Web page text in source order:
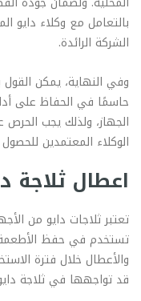
بالتعامل مع وكلاء دايو
الشركة الرائدة.
وفي النهاية، يمكن القول
حاسمًا في الحفاظ على
الجهاز، ولذلك يجب الحرص
الوكلاء المعتمدين
اعطال ثلاجة
تعتبر ثلاجات دايو من
تستخدم في حفظ
والأعطال خلال فترة
قد تواجهها في ثلاجة